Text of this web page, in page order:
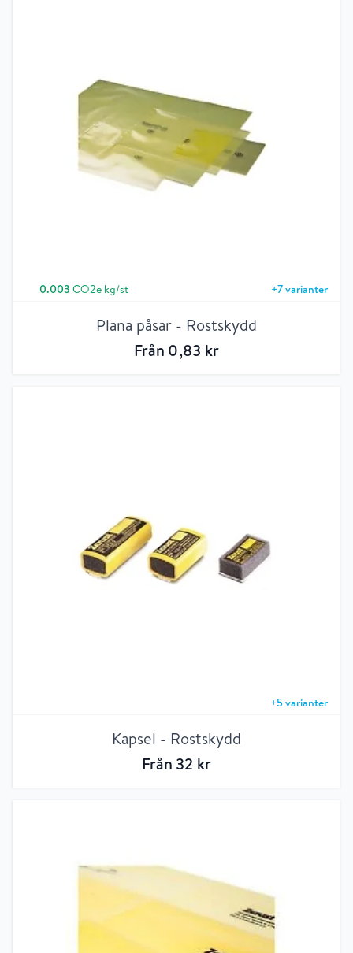
+7varianter
0.003CO2e kg/st
Plana påsar - Rostskydd
Från 0,83 kr
+5varianter
Kapsel - Rostskydd
Från 32 kr